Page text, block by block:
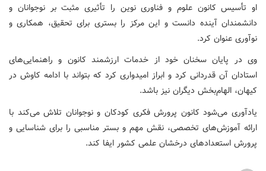
او تأسیس کانون علوم و فناوری نوین را تأثیری مثبت بر نوجوانان و
دانشمندان آینده دانست و این مرکز را بستری برای تحقیق، همکاری و
نوآوری عنوان کرد.
وی در پایان سخنان خود از خدمات ارزشمند کانون و راهنمایی‌های
استادان آن قدردانی کرد و ابراز امیدواری کرد که بتواند با ادامه کاوش در
کیهان، الهام‌بخش دیگران نیز باشد.
یادآوری می‌شود کانون پرورش فکری کودکان و نوجوانان تلاش می‌کند با
ارائه آموزش‌های تخصصی، نقش مهم و بستر مناسبی را برای شناسایی و
پرورش استعدادهای درخشان علمی کشور ایفا ‌کند.